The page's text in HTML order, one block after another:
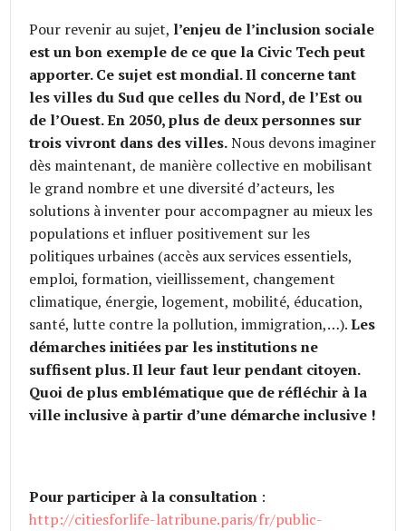
Pour revenir au sujet, l’enjeu de l’inclusion sociale
est un bon exemple de ce que la Civic Tech peut
apporter. Ce sujet est mondial. Il concerne tant
les villes du Sud que celles du Nord, de l’Est ou
de l’Ouest. En 2050, plus de deux personnes sur
trois vivront dans des villes.Nous devons imaginer
dès maintenant, de manière collective en mobilisant
le grand nombre et une diversité d’acteurs, les
solutions à inventer pour accompagner au mieux les
populations et influer positivement sur les
politiques urbaines (accès aux services essentiels,
emploi, formation, vieillissement, changement
climatique, énergie, logement, mobilité, éducation,
santé, lutte contre la pollution, immigration,…).Les
démarches initiées par les institutions ne
suffisent plus. Il leur faut leur pendant citoyen.
Quoi de plus emblématique que de réfléchir à la
ville inclusive à partir d’une démarche inclusive !
Pour participer à la consultation :
http://citiesforlife-latribune.paris/fr/public-